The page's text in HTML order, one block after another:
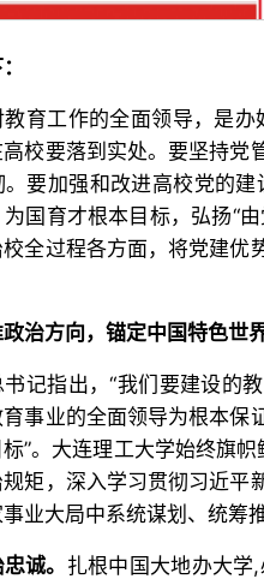
育工作的全面领导，是
校要落到实处。要坚持党
要加强和改进高校党的
国育才根本目标，弘扬“
全过程各方面，将党建优
治方向，锚定中国特色世
书记指出，“我们要建设的
事业的全面领导为根本保
”。大连理工大学始终旗
矩，深入学习贯彻习近平
业大局中系统谋划、统筹
诚。 扎根中国大地办大学